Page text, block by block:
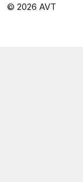
© 2026 AVT